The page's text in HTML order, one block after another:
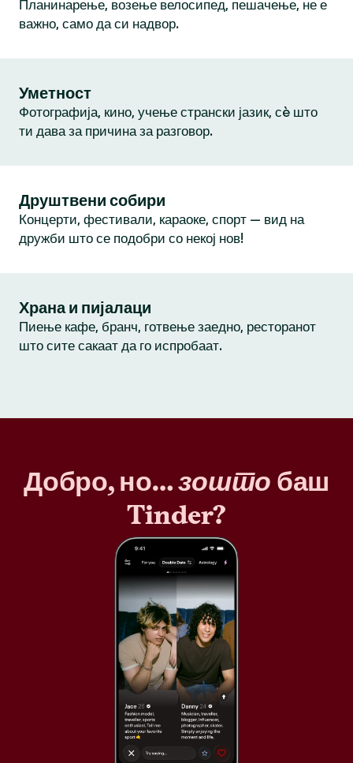
Планинарење, возење велосипед, пешачење, не е
важно, само да си надвор.
Уметност
Фотографија, кино, учење странски јазик, сè што
ти дава за причина за разговор.
Друштвени собири
Концерти, фестивали, караоке, спорт — вид на
дружби што се подобри со некој нов!
Храна и пијалаци
Пиење кафе, бранч, готвење заедно, ресторанот
што сите сакаат да го испробаат.
Добро, но…зошто баш
Tinder?